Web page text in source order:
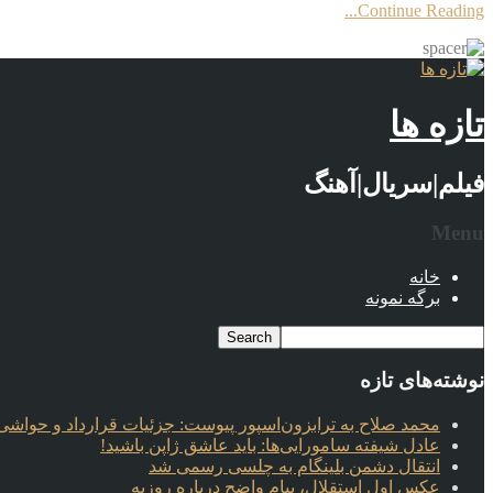
Continue Reading...
تازه ها
فیلم|سریال|آهنگ
Menu
خانه
برگه نمونه
نوشته‌های تازه
محمد صلاح به ترابزون‌اسپور پیوست: جزئیات قرارداد و حواشی
عادل شیفته سامورایی‌ها: باید عاشق ژاپن باشید!
انتقال دشمن بلینگام به چلسی رسمی شد
عکس اول استقلال، پیام واضح درباره روزبه